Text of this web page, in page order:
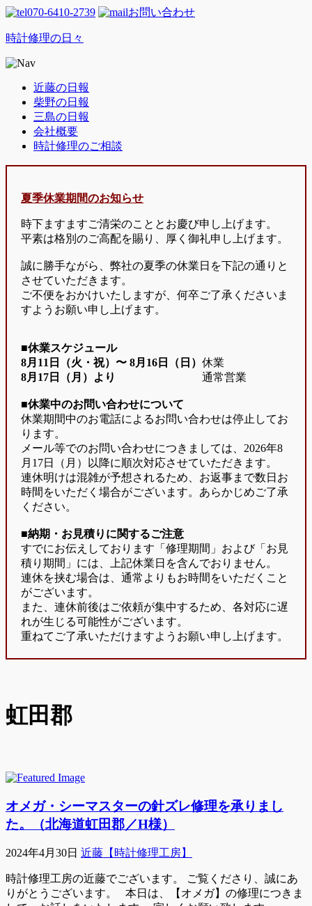
070-6410-2739 お問い合わせ
時計修理の日々
近藤の日報
柴野の日報
三島の日報
会社概要
時計修理のご相談
夏季休業期間のお知らせ
時下ますますご清栄のこととお慶び申し上げます。
平素は格別のご高配を賜り、厚く御礼申し上げます。
誠に勝手ながら、弊社の夏季の休業日を下記の通りと
させていただきます。
ご不便をおかけいたしますが、何卒ご了承くださいま
すようお願い申し上げます。
■休業スケジュール
8月11日（火・祝）〜 8月16日（日） 休業
8月17日（月）より
通常営業
■休業中のお問い合わせについて
休業期間中のお電話によるお問い合わせは停止してお
ります。
メール等でのお問い合わせにつきましては、2026年8
月17日（月）以降に順次対応させていただきます。
連休明けは混雑が予想されるため、お返事まで数日お
時間をいただく場合がございます。あらかじめご了承
ください。
■納期・お見積りに関するご注意
すでにお伝えしております「修理期間」および「お見
積り期間」には、上記休業日を含んでおりません。
連休を挟む場合は、通常よりもお時間をいただくこと
がございます。
また、連休前後はご依頼が集中するため、各対応に遅
れが生じる可能性がございます。
重ねてご了承いただけますようお願い申し上げます。
虹田郡
オメガ・シーマスターの針ズレ修理を承りまし
た。（北海道虹田郡／H様）
2024年4月30日 近藤【時計修理工房】
時計修理工房の近藤でございます。 ご覧くださり、誠にあ
りがとうございます。 本日は、【オメガ】の修理につきま